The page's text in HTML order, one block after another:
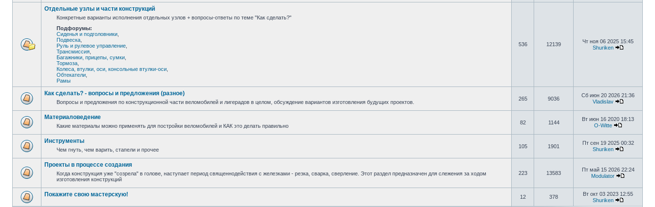
Отдельные узлы и части конструкций
Конкретные варианты исполнения отдельных узлов + вопросы-ответы по теме "Как сделать?"
Подфорумы:
Сиденья и подголовники
Подвеска
Руль и рулевое управление
Трансмиссия
Багажники, прицепы, сумки
Тормоза
Колеса, втулки, оси, консольные втулки-оси
Обтекатели
Рамы
536 12139
Чт ноя 06 2025 15:45
Shuriken
Как сделать? - вопросы и предложения (разное)
Вопросы и предложения по конструкционной части веломобилей и лигерадов в целом, обсуждение вариантов изготовления будущих проектов.
265 9036
Сб июн 20 2026 21:36
Vladislav
Материаловедение
Какие материалы можно применять для постройки веломобилей и КАК это делать правильно
82 1144
Вт июн 16 2020 18:13
O-Witte
Инструменты
Чем гнуть, чем варить, стапели и прочее
105 1901
Пт сен 19 2025 00:32
Shuriken
Проекты в процессе создания
Когда конструкция уже "созрела" в голове, наступает период священнодействия с железками - резка, сварка, сверление. Этот раздел предназначен для слежения за ходом
изготовления конструкций
223 13583
Пт май 15 2026 22:24
Modulator
Покажите свою мастерскую! 12 378
Вт окт 03 2023 12:55
Shuriken